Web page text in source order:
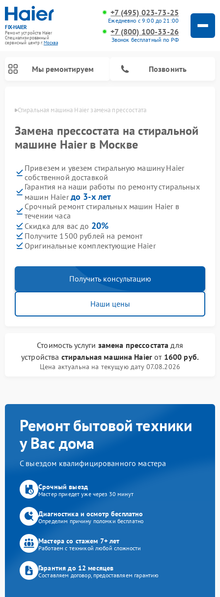
FIX-HAIER
Ремонт устройств Haier
Специализированный
cервисный центр г.Москва
+7 (495) 023-73-25
Ежедневно с 9:00 до 21:00
+7 (800) 100-33-26
Звонок бесплатный по РФ
Мы ремонтируем Позвонить
Стиральная машина Haier замена прессостата
Замена прессостата на стиральной
машине Haier в Москве
Привезем и увезем стиральную машину Haier
собственной доставкой
Гарантия на наши работы по ремонту стиральных
машин Haierдо 3-х лет
Срочный ремонт стиральных машин Haier в
течении часа
Скидка для вас до 20%
Получите 1500 рублей на ремонт
Оригинальные комплектующие Haier
Получить консультацию
Наши цены
Стоимость услуги замена прессостата для
устройства стиральная машина Haier от 1600 руб.
Цена актуальна на текущую дату 07.08.2026
Ремонт бытовой техники
у Вас дома
С выездом квалифицированного мастера
Срочный выезд
Мастер приедет уже через 30 минут
Диагностика и осмотр бесплатно
Определим причину поломки бесплатно
Мастера со стажем 7+ лет
Работаем с техникой любой сложности
Гарантия до 12 месяцев
Составляем договор, предоставляем гарантию